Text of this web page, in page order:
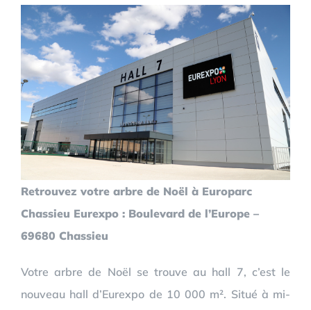
Retrouvez votre arbre de Noël à Europarc
Chassieu Eurexpo : Boulevard de l’Europe –
69680 Chassieu
Votre arbre de Noël se trouve au hall 7, c’est le
nouveau hall d’Eurexpo de 10 000 m². Situé à mi-